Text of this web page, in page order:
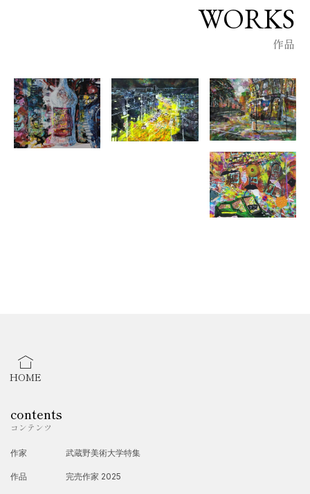
UNTITLED’97・掘削の爲のエスキース展‘05・アトリエオアシ
ス展’05、 スペイン・カタルシス画廊展‘07、’08 スペイン・オビ
市資料館、木更津そごうデパート、ギャラリー夢茶詩館、東京
芸術劇場、せんだいメデイアテーク、銀座交通会館地下ギャラ
リー、スペイン・カタルシス画廊他）1991－2009 展 覧 会
現代日本美術展、新象展、ARTBOX大賞展、感動創造美術展、
エンバ美術コンクール、コンテンポラリーアートエキスポ、コ
ンテンポラリーアート協会東京展・ニューヨーク展、欧美国際
WORKS
作品
HOME
contents
コンテンツ
作家
作品
武蔵野美術大学特集
完売作家 2025